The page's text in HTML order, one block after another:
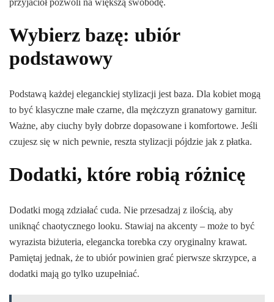
przyjaciół pozwoli na większą swobodę.
Wybierz bazę: ubiór
podstawowy
Podstawą każdej eleganckiej stylizacji jest baza. Dla kobiet mogą
to być klasyczne małe czarne, dla mężczyzn granatowy garnitur.
Ważne, aby ciuchy były dobrze dopasowane i komfortowe. Jeśli
czujesz się w nich pewnie, reszta stylizacji pójdzie jak z płatka.
Dodatki, które robią różnicę
Dodatki mogą zdziałać cuda. Nie przesadzaj z ilością, aby
uniknąć chaotycznego looku. Stawiaj na akcenty – może to być
wyrazista biżuteria, elegancka torebka czy oryginalny krawat.
Pamiętaj jednak, że to ubiór powinien grać pierwsze skrzypce, a
dodatki mają go tylko uzupełniać.